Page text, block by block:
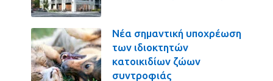
Νέα σημαντική υποχρέωση
των ιδιοκτητών
κατοικιδίων ζώων
συντροφιάς